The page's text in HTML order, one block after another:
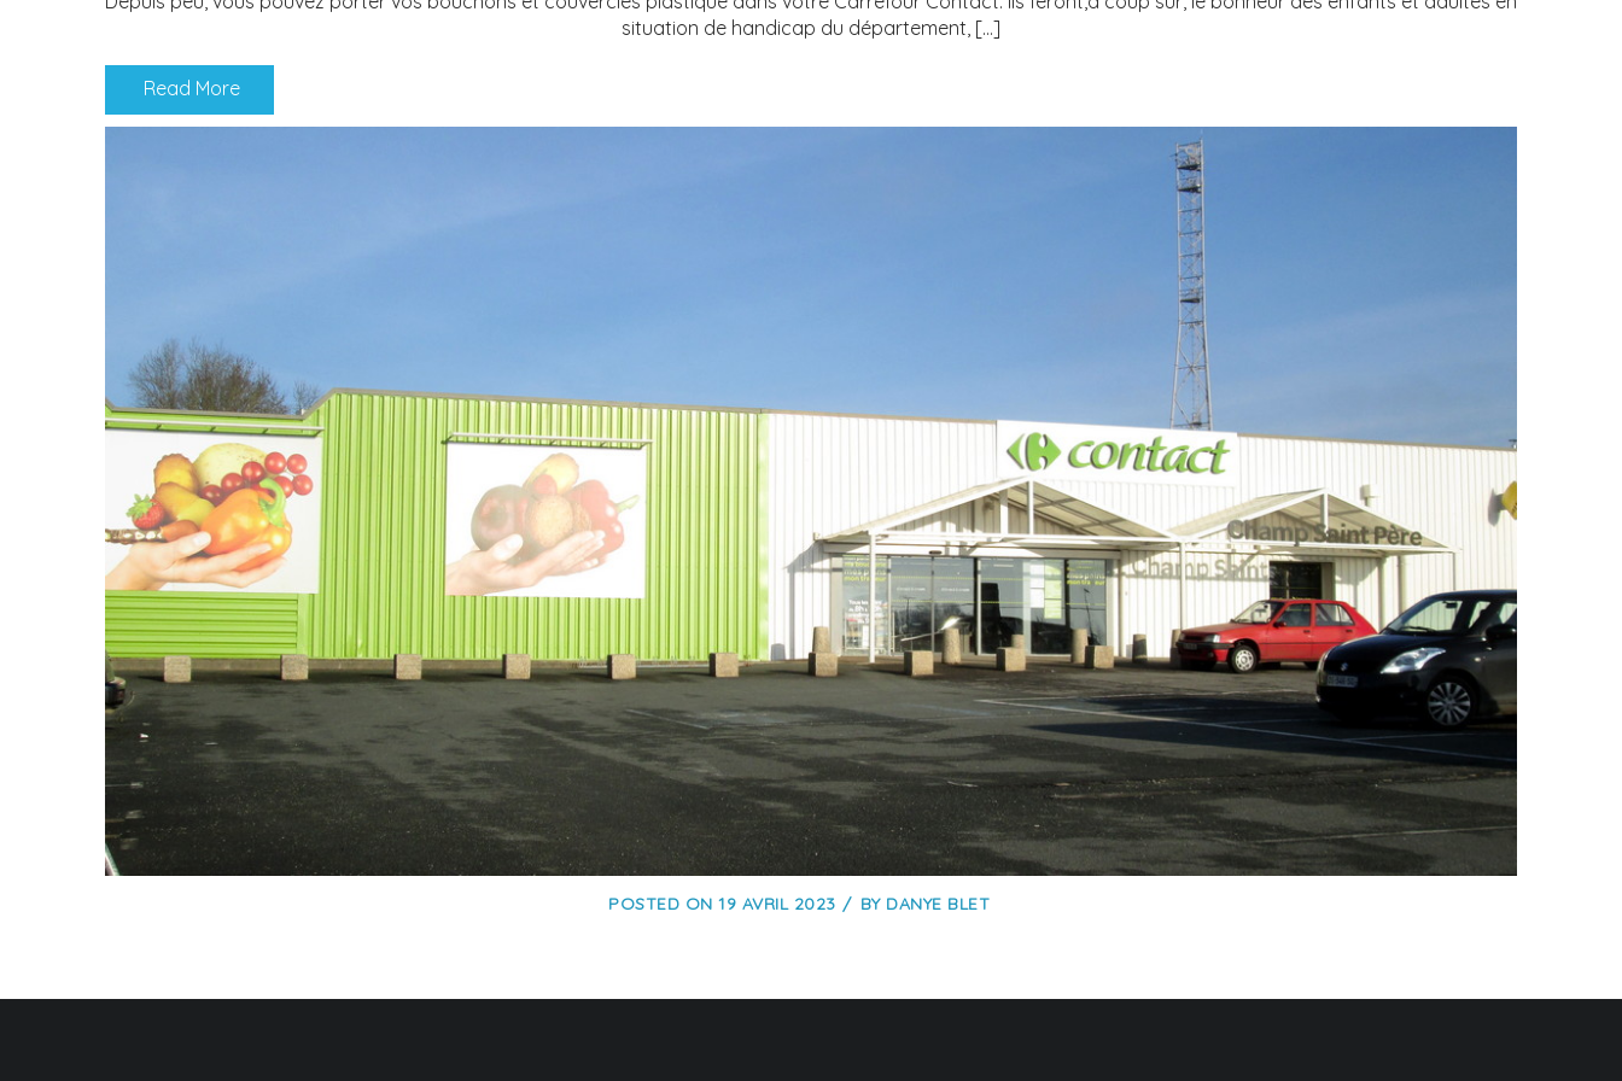
situation de handicap du département, […]
Read More
POSTED ON 19 AVRIL 2023 BY DANYE BLET